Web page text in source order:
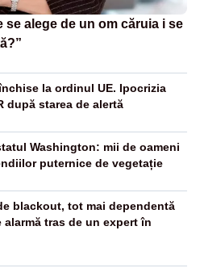
se alege de un om căruia i se
la ordinul UE. Ipocrizia
după starea de alertă
Washington: mii de oameni
puternice de vegetație
blackout, tot mai dependentă
tras de un expert în